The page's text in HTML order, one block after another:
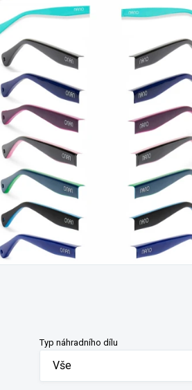
Typ náhradního dílu
Vše